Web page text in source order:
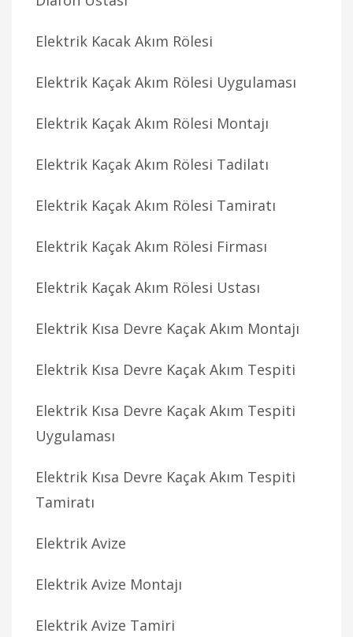
Elektrik Kacak Akım Rölesi
Elektrik Kaçak Akım Rölesi Uygulaması
Elektrik Kaçak Akım Rölesi Montajı
Elektrik Kaçak Akım Rölesi Tadilatı
Elektrik Kaçak Akım Rölesi Tamiratı
Elektrik Kaçak Akım Rölesi Firması
Elektrik Kaçak Akım Rölesi Ustası
Elektrik Kısa Devre Kaçak Akım Montajı
Elektrik Kısa Devre Kaçak Akım Tespiti
Elektrik Kısa Devre Kaçak Akım Tespiti
Uygulaması
Elektrik Kısa Devre Kaçak Akım Tespiti
Tamiratı
Elektrik Avize
Elektrik Avize Montajı
Elektrik Avize Tamiri